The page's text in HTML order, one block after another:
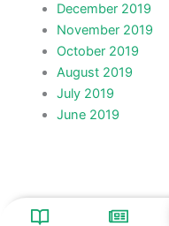
December 2019
November 2019
October 2019
August 2019
July 2019
June 2019